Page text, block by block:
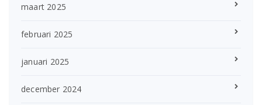
maart 2025
februari 2025
januari 2025
december 2024